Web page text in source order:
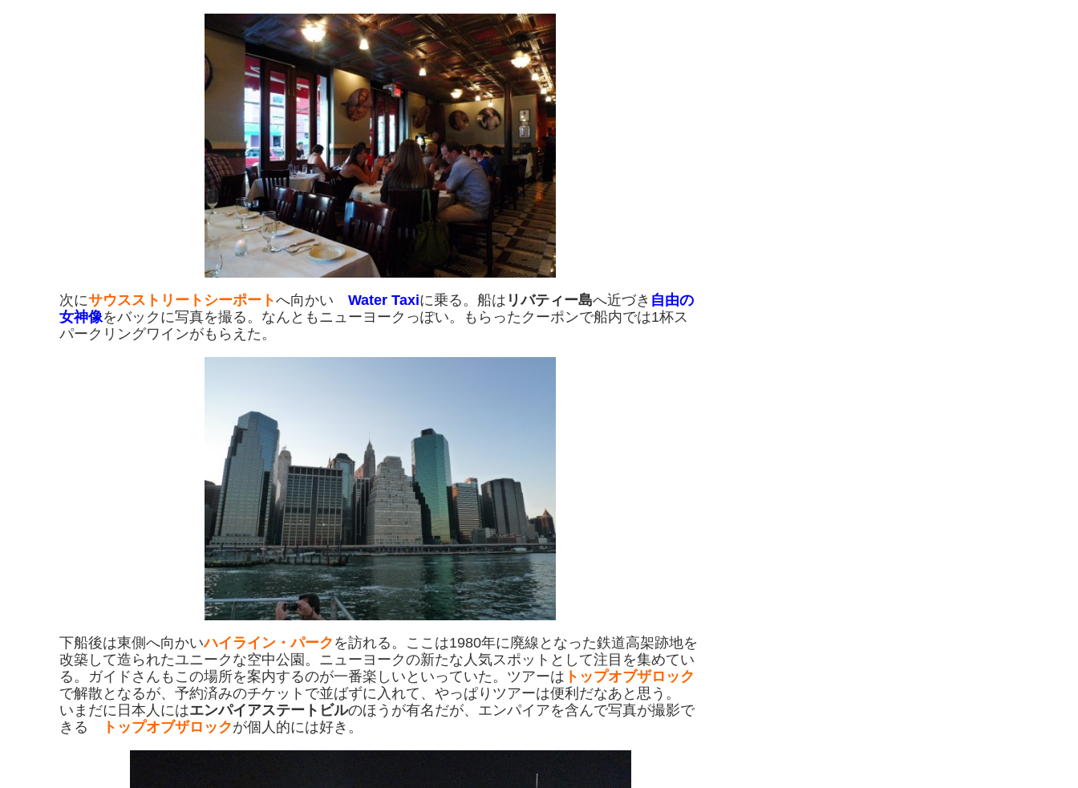
次にサウスストリートシーポートへ向かい Water Taxiに乗る。船は リバティー島へ近づき 自由の
女神像をバックに写真を撮る。なんともニューヨークっぽい。もらったクーポンで船内では1杯ス
パークリングワインがもらえた。
下船後は東側へ向かいハイライン・パーク を訪れる。ここは1980年に廃線となった鉄道高架跡地を
改築して造られたユニークな空中公園。ニューヨークの新たな人気スポットとして注目を集めてい
る。ガイドさんもこの場所を案内するのが一番楽しいといっていた。ツアーは トップオブザロック
で解散となるが、予約済みのチケットで並ばずに入れて、やっぱりツアーは便利だなあと思う。
いまだに日本人にはエンパイアステートビルのほうが有名だが、エンパイアを含んで写真が撮影で
きる
トップオブザロックが個人的には好き。